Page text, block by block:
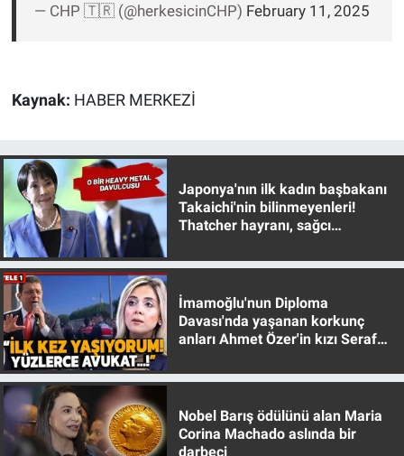
— CHP 🇹🇷 (@herkesicinCHP) February 11, 2025
Kaynak: HABER MERKEZİ
Japonya'nın ilk kadın başbakanı
Takaichi'nin bilinmeyenleri!
Thatcher hayranı, sağcı
İmamoğlu'nun Diploma
Davası'nda yaşanan korkunç
anları Ahmet Özer'in kızı Seraf
Nobel Barış ödülünü alan Maria
Corina Machado aslında bir
darbeci
Yerel Gündem